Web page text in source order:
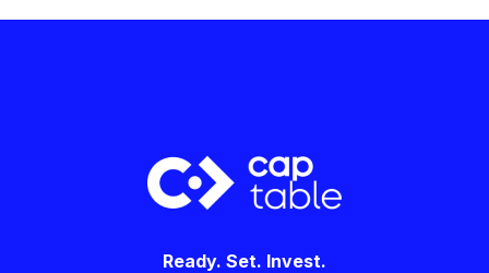
Ready. Set. Invest.